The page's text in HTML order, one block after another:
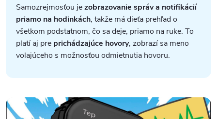
Samozrejmosťou jezobrazovanie správ a notifikácií
priamo na hodinkách, takže má dieťa prehľad o
všetkom podstatnom, čo sa deje, priamo na ruke. To
platí aj pre prichádzajúce hovory, zobrazí sa meno
volajúceho s možnosťou odmietnutia hovoru.